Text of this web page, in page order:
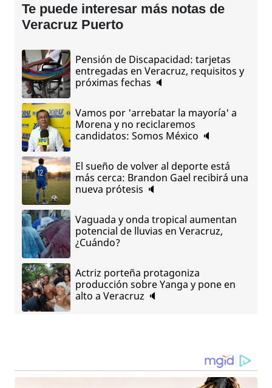
Te puede interesar más notas de
Veracruz Puerto
Pensión de Discapacidad: tarjetas
entregadas en Veracruz, requisitos y
próximas fechas 🔈
Vamos por 'arrebatar la mayoría' a
Morena y no reciclaremos
candidatos: Somos México 🔈
El sueño de volver al deporte está
más cerca: Brandon Gael recibirá una
nueva prótesis 🔈
Vaguada y onda tropical aumentan
potencial de lluvias en Veracruz,
¿Cuándo?
Actriz porteña protagoniza
producción sobre Yanga y pone en
alto a Veracruz 🔈